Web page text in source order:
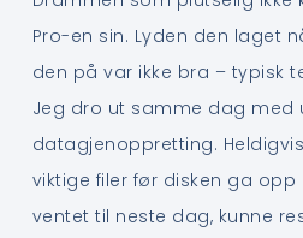
Pro-en sin. Lyden den laget
den på var ikke bra – typisk
Jeg dro ut samme dag med
datagjenoppretting.
viktige filer før disken ga opp
ventet til neste dag, kunne